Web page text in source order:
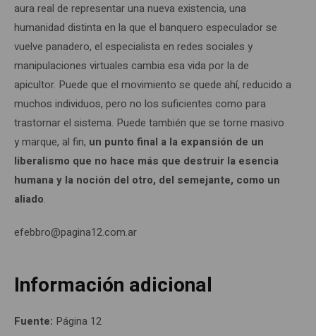
aura real de representar una nueva existencia, una
humanidad distinta en la que el banquero especulador se
vuelve panadero, el especialista en redes sociales y
manipulaciones virtuales cambia esa vida por la de
apicultor. Puede que el movimiento se quede ahí, reducido a
muchos individuos, pero no los suficientes como para
trastornar el sistema. Puede también que se torne masivo
y marque, al fin, un punto final a la expansión de un
liberalismo que no hace más que destruir la esencia
humana y la noción del otro, del semejante, como un
aliado.
efebbro@pagina12.com.ar
Información adicional
Fuente: Página 12